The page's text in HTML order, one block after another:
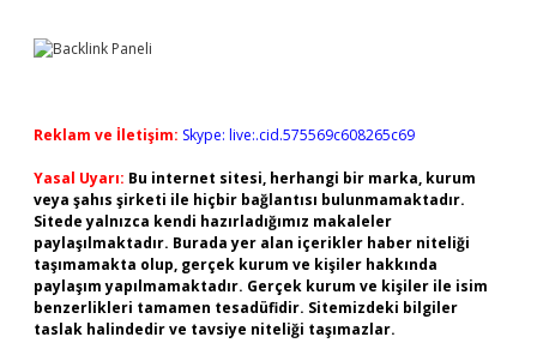
Reklam ve İletişim: Skype: live:.cid.575569c608265c69
Yasal Uyarı: Bu internet sitesi, herhangi bir marka, kurum
veya şahıs şirketi ile hiçbir bağlantısı bulunmamaktadır.
Sitede yalnızca kendi hazırladığımız makaleler
paylaşılmaktadır. Burada yer alan içerikler haber niteliği
taşımamakta olup, gerçek kurum ve kişiler hakkında
paylaşım yapılmamaktadır. Gerçek kurum ve kişiler ile isim
benzerlikleri tamamen tesadüfidir. Sitemizdeki bilgiler
taslak halindedir ve tavsiye niteliği taşımazlar.